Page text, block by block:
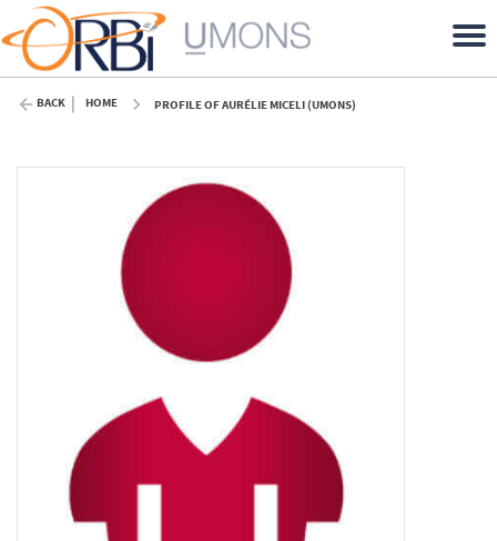
BACK HOME PROFILE OF AURÉLIE MICELI (UMONS)